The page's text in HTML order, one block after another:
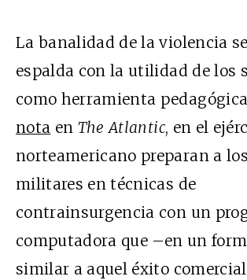
La banalidad de la violencia
espalda con la utilidad de los
como herramienta
nota en The Atlantic, en el
norteamericano preparan a
militares en técnicas de
contrainsurgencia con un
computadora que –en un
similar a aquel éxito